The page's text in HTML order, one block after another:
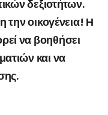
δεξιοτήτων.
την οικογένεια! Η
να βοηθήσει
και να